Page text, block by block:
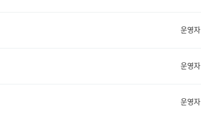
운영자
운영자
운영자